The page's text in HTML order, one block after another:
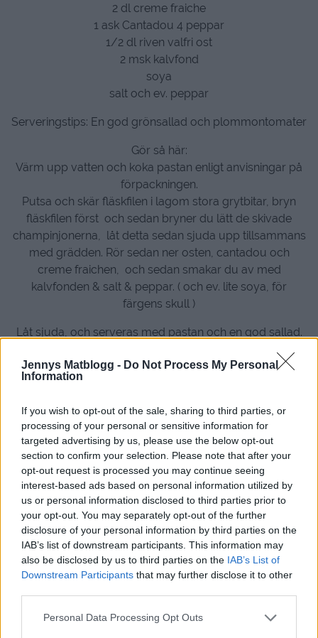
Jennys Matblogg - Do Not Process My Personal
Information
If you wish to opt-out of the sale, sharing to third parties, or
processing of your personal or sensitive information for
targeted advertising by us, please use the below opt-out
section to confirm your selection. Please note that after your
opt-out request is processed you may continue seeing
interest-based ads based on personal information utilized by
us or personal information disclosed to third parties prior to
your opt-out. You may separately opt-out of the further
disclosure of your personal information by third parties on the
IAB’s list of downstream participants. This information may
also be disclosed by us to third parties on the IAB’s List of
Downstream Participants that may further disclose it to other
Personal Data Processing Opt Outs
2 dl creme fraiche
1 ask Cantadou 4 peppar
1/2 dl riven valfri ost
2 msk kalvfond
soya
salt och ev. peppar
Serveringstips: En god grönsallad och plommontomater
Gör så här:
Värm upp vatten och koka pastan enligt anvisningar på
förpackningen.
Putsa och skär fläskfilen i lagom stora grytbitar, bryn
fläskfilen först och sedan bryner du lätt de skivade
champinjonerna, låt detta sedan sjuda upp tillsammans
med grädden. Rör sedan ner osten, cantadou och
creme fraichen, och sedan smakar du av med
kalvfonden & salt & peppar. ( och ev. lite soya, för
färgens skull )
Låt sjuda, och serveras med pastan och en god sallad.